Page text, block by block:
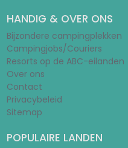
HANDIG & OVER ONS
Bijzondere campingplekken
Campingjobs/Couriers
Resorts op de ABC-eilanden
Over ons
Contact
Privacybeleid
Sitemap
POPULAIRE LANDEN